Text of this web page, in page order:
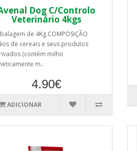
Dog C/Controlo
Veterinário 4kgs
de 4Kg.COMPOSIÇÃO
de cereais e seus produtos
(contém milho
m..
4.90€
ADICIONAR